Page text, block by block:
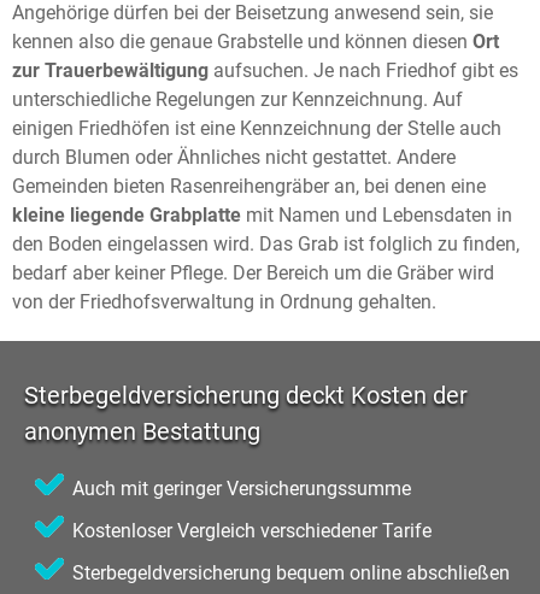
Angehörige dürfen bei der Beisetzung anwesend sein, sie
kennen also die genaue Grabstelle und können diesen Ort
zur Trauerbewältigung aufsuchen. Je nach Friedhof gibt es
unterschiedliche Regelungen zur Kennzeichnung. Auf
einigen Friedhöfen ist eine Kennzeichnung der Stelle auch
durch Blumen oder Ähnliches nicht gestattet. Andere
Gemeinden bieten Rasenreihengräber an, bei denen eine
kleine liegende Grabplatte mit Namen und Lebensdaten in
den Boden eingelassen wird. Das Grab ist folglich zu finden,
bedarf aber keiner Pflege. Der Bereich um die Gräber wird
von der Friedhofsverwaltung in Ordnung gehalten.
Sterbegeldversicherung deckt Kosten der
anonymen Bestattung
Auch mit geringer Versicherungssumme
Kostenloser Vergleich verschiedener Tarife
Sterbegeldversicherung bequem online abschließen